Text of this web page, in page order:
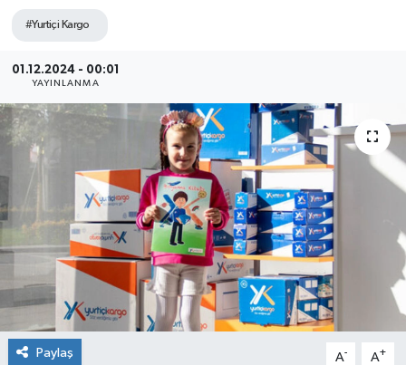
#Yurtiçi Kargo
01.12.2024 - 00:01
YAYINLANMA
Paylaş A- A+
OSB
SEKTÖR
ŞİRKET PANO
ÜLKE
YAŞAM